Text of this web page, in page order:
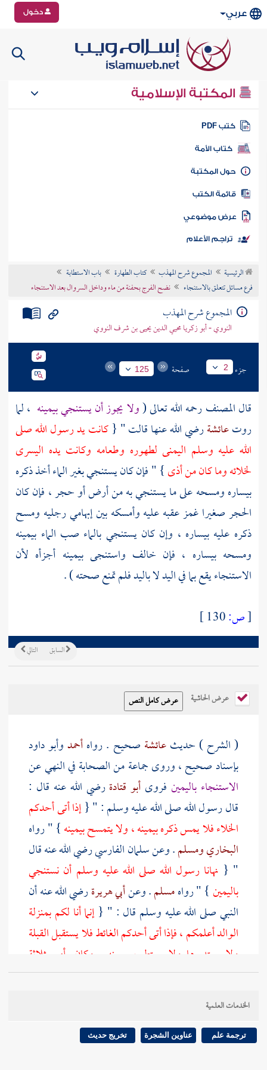
عربي دخول
المكتبة الإسلامية
كتب PDF
كتاب الأمة
المكتبة
الكتب
موضوعي
تراجم الأعلام
الرئيسية المجموع شرح المهذب كتاب الطهارة
باب الاستطابة
فرع مسائل تتعلق بالاستنجاء
نضح الفرج بحفنة من ماء وداخل السروال بعد الاستنجاء
المجموع شرح المهذب
النووي - أبو زكريا محيي الدين يحيى بن شرف النووي
جزء 2 صفحة 125
قالالمصنفرحمه الله تعالى (ولا يجوز أن يستنجي بيمينه ، لما
روتعائشةرضي الله عنها قالت " {كانت يد رسول الله صلى
الله عليه وسلم اليمنى لطهوره وطعامه وكانت يده اليسرى
لخلائه وما كان من أذى} " فإن كان يستنجي بغير الماء أخذ ذكره
بيساره ومسحه على ما يستنجي به من أرض أو حجر ، فإن كان
الحجر صغيرا غمز عقبه عليه وأمسكه بين إبهامي رجليه ومسح
ذكره عليه بيساره ، وإن كان يستنجي بالماء صب الماء بيمينه
ومسحه بيساره ، فإن خالف واستنجى بيمينه أجزأه لأن
الاستنجاء يقع بما في اليد لا باليد فلم تمنع صحته ) .
[ص:
التالي السابق
عرض الحاشية
( الشرح ) حديثعائشة صحيح . رواهأحمدوأبو داود
بإسناد صحيح ، وروى جماعة من الصحابة في النهي عن
الاستنجاء باليمين فروى أبو قتادةرضي الله عنه قال :
قال رسول الله صلى الله عليه وسلم : " {إذا أتى أحدكم
الخلاء فلا يمس ذكره بيمينه ، ولا يتمسح بيمينه} " رواه
البخاريومسلم. وعنسلمان الفارسيرضي الله عنه قال
" { نهانا رسول الله صلى الله عليه وسلم أن نستنجي
باليمين} " رواهمسلم. وعنأبي هريرةرضي الله عنه أن
النبي صلى الله عليه وسلم قال : " {إنما أنا لكم بمنزلة
الوالد أعلمكم ، فإذا أتى أحدكم الغائط فلا يستقبل القبلة
ولا يستدبرها ولا يستطب بيمينه . وكان يأمر بثلاثة
أحجار وينهى عن الروث والرمة} " حديث صحيح
رواه أبو داود
أبي داود
بمنزلة الوالد " فيه تفسيران ذكرهما صاحب الحاوي
الخدمات العلمية
ترجمة علم عناوين الشجرة تخريج حديث